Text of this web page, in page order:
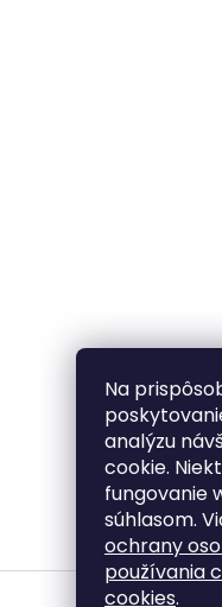
Na
analýzu
cookie.
fungovanie
súhlasom.
ochrany
používania
cookies.